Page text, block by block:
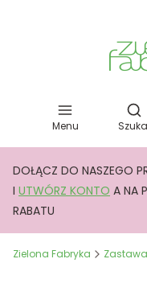
Menu
DOŁĄCZ DO NASZEGO
I UTWÓRZ KONTO A NA
RABATU
Zielona Fabryka